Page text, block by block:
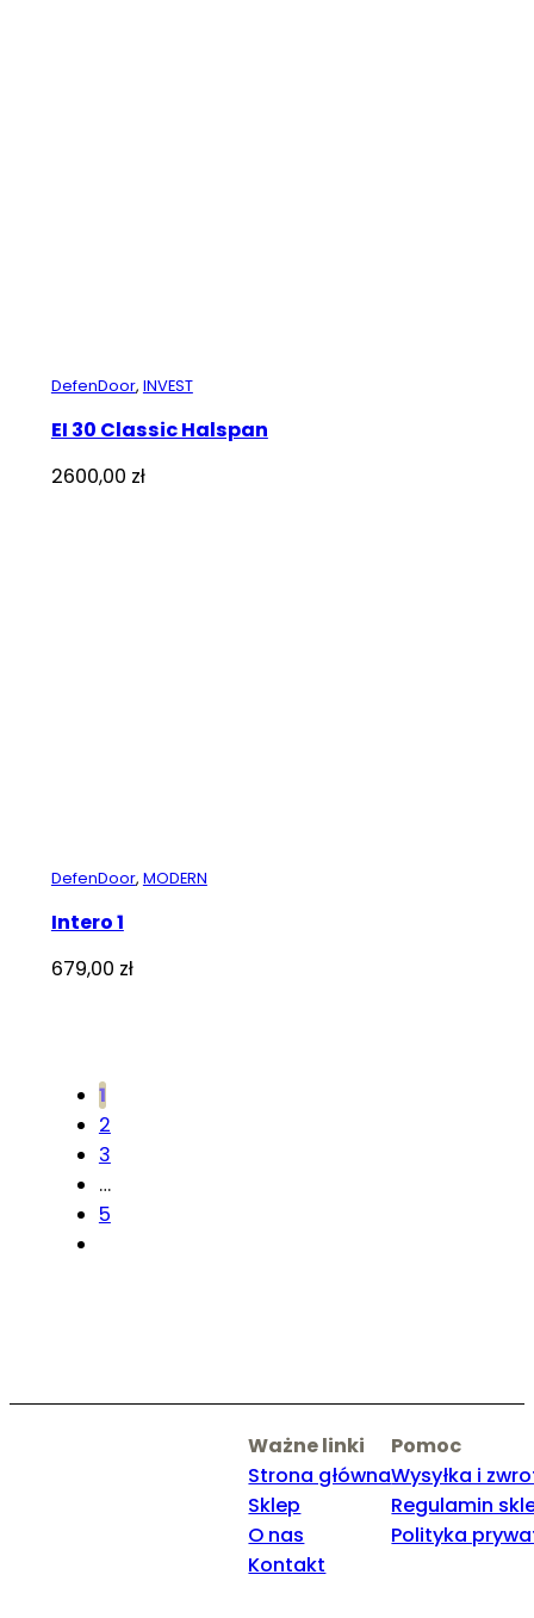
DefenDoor, INVEST
EI 30 Classic Halspan
2600,00 zł
DefenDoor, MODERN
Intero 1
679,00 zł
1
2
3
…
5
Ważne linki
Strona główna
Sklep
O nas
Kontakt
Pomoc
Wysyłka i
Regulamin
Polityka